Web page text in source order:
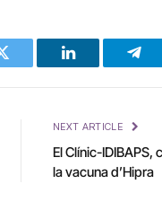
Twitter LinkedIn
NEXT ARTICLE
El Clínic-IDIBAPS,
la vacuna d’Hipra